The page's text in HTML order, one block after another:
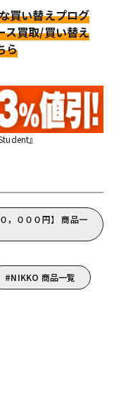
買い替えプログ
ス買取/買い替え
ら
』
，０００円】 商品一
NIKKO 商品一覧